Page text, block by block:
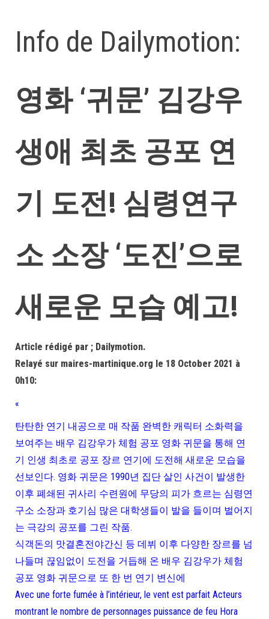
Info de Dailymotion:
영화 ‘귀문’ 김강우
생애 최초 공포 연
기 도전! 심령연구
소 소장 ‘도진’으로
새로운 모습 예고!
Article rédigé par ; Dailymotion.
Relayé sur maires-martinique.org le 18 October 2021 à
0h10:
«
탄탄한 연기 내공으로 매 작품 완벽한 캐릭터 소화력을
보여주는 배우 김강우가 체험 공포 영화 귀문을 통해 연
기 인생 최초로 공포 장르 연기에 도전해 새로운 모습을
선보인다. 영화 귀문은 1990년 집단 살인 사건이 발생한
이후 폐쇄된 귀사리 수련원에 무당의 피가 흐르는 심령연
구소 소장과 호기심 많은 대학생들이 발을 들이며 벌어지
는 극강의 공포를 그린 작품.
식객돈의 맛결혼전야간신 등 데뷔 이후 다양한 장르를 넘
나들며 끊임없이 도전을 거듭해 온 배우 김강우가 체험
공포 영화 귀문으로 또 한 번 연기 변신에
Avec une forte fumée à l’intérieur, le vent est parfait Acteurs
montrant le nombre de personnages puissance de feu Hora